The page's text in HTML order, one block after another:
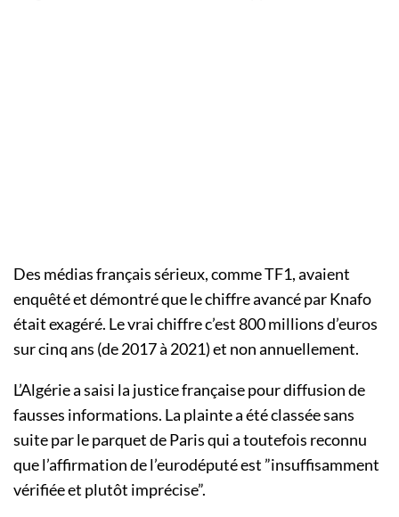
Des médias français sérieux, comme TF1, avaient
enquêté et démontré que le chiffre avancé par Knafo
était exagéré. Le vrai chiffre c’est 800 millions d’euros
sur cinq ans (de 2017 à 2021) et non annuellement.
L’Algérie a saisi la justice française pour diffusion de
fausses informations. La plainte a été classée sans
suite par le parquet de Paris qui a toutefois reconnu
que l’affirmation de l’eurodéputé est ”insuffisamment
vérifiée et plutôt imprécise”.